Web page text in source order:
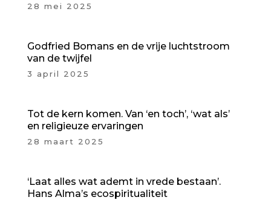
28 mei 2025
Godfried Bomans en de vrije luchtstroom
van de twijfel
3 april 2025
Tot de kern komen. Van ‘en toch’, ‘wat als’
en religieuze ervaringen
28 maart 2025
‘Laat alles wat ademt in vrede bestaan’.
Hans Alma’s ecospiritualiteit